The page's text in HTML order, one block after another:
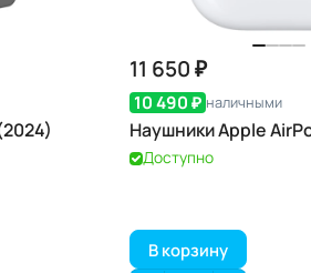
11 650 ₽
10 490 ₽ наличными
Наушники Apple
Доступно
В корзину